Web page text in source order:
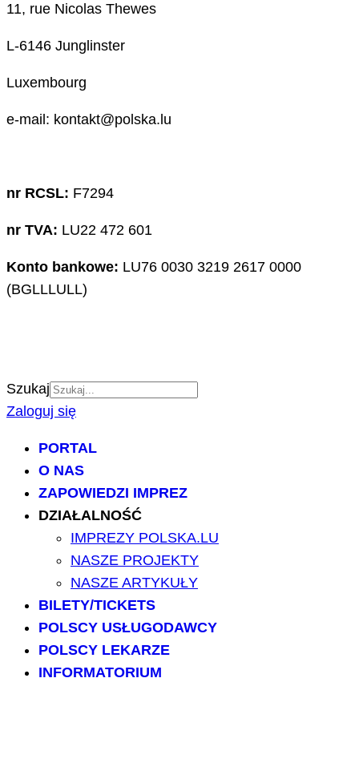
11, rue Nicolas Thewes
L-6146 Junglinster
Luxembourg
e-mail: kontakt@polska.lu
nr RCSL: F7294
nr TVA: LU22 472 601
Konto bankowe: LU76 0030 3219 2617 0000
(BGLLLULL)
Szukaj
Zaloguj się
PORTAL
O NAS
ZAPOWIEDZI IMPREZ
DZIAŁALNOŚĆ
IMPREZY POLSKA.LU
NASZE PROJEKTY
NASZE ARTYKUŁY
BILETY/TICKETS
POLSCY USŁUGODAWCY
POLSCY LEKARZE
INFORMATORIUM